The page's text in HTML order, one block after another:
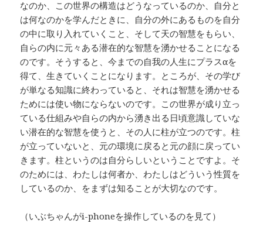
なのか、この世界の構造はどうなっているのか、自分と
は何なのかを学んだときに、自分の外にあるものを自分
の中に取り入れていくこと、そして天の智慧をもらい、
自らの内に元々ある潜在的な智慧を湧かせることになる
のです。そうすると、今までの自我の人生にプラスαを
得て、生きていくことになります。ところが、その学び
が単なる知識に終わっていると、それは智慧を湧かせる
ためには使い物にならないのです。この世界が成り立っ
ている仕組みや自らの内から湧き出る日頃意識していな
い潜在的な智慧を使うと、その人に柱が立つのです。柱
が立っていないと、元の環境に戻ると元の顔に戻ってい
きます。柱というのは自分らしいということですよ。そ
のためには、わたしは何者か、わたしはどういう性質を
しているのか、をまずは知ることが大切なのです。
（いぶちゃんがi-phoneを操作しているのを見て）